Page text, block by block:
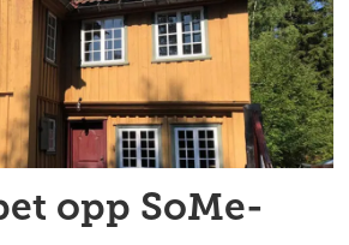
opp SoMe-